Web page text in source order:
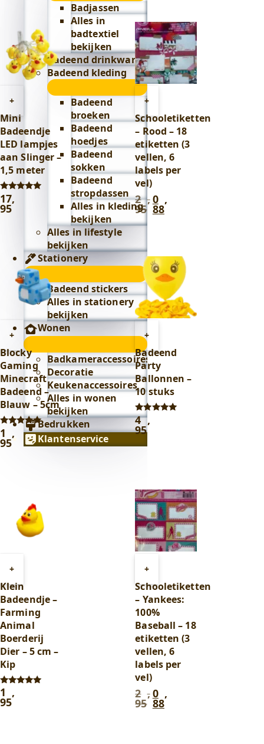
Badjassen
Alles in
badtextiel
bekijken
Badeend drinkwaren
Badeend kleding
submenu
Badeend
broeken
Badeend
hoedjes
Badeend
sokken
Badeend
stropdassen
Alles in kleding
bekijken
Alles in lifestyle
bekijken
Stationery
submenu
Badeend stickers
Alles in stationery
bekijken
Wonen
submenu
Badkameraccessoires
Decoratie
Keukenaccessoires
Alles in wonen
bekijken
Bedrukken
Klantenservice
+
Toevoegen
winkelwagen
Mini
Badeendje
LED lampjes
aan Slinger –
1,5 meter
Gewaardeerd
5.00
uit 5
17,
95
+
aan
winkelwagen
Schooletiketten
– Rood – 18
etiketten (3
vellen, 6
labels per
vel)
2 ,
95
Oorspronkelijke
prijs
95.
0 ,
88
88.
+
Toevoegen
aan
winkelwagen
Blocky
Gaming
Minecraft
Badeend –
Blauw – 5cm
Gewaardeerd
5.00
uit 5
1 ,
95
+
aan
winkelwagen
Badeend
Party
Ballonnen –
10 stuks
Gewaardeerd
5.00
uit 5
4 ,
95
+
winkelwagen
Klein
Badeendje –
Farming
Animal
Boerderij
Dier – 5 cm –
Kip
Gewaardeerd
5.00
uit 5
1 ,
95
+
aan
winkelwagen
Schooletiketten
– Yankees:
100%
Baseball – 18
etiketten (3
vellen, 6
labels per
vel)
2 ,
95
Oorspronkelijke
prijs
0 ,
88